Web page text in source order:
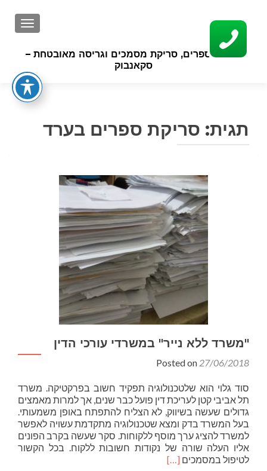
סריקת ספרים, סריקת מסמכים וגריסה מאובטחת –
סקאנבוק
תגית: סריקת ספרים בערד
"משרד ללא נייר" במשרדי עורכי הדין
Posted on 27/06/2018
סוד גלוי הוא שלטכנולוגיה תפקיד חשוב בפרקטיקה. משרד
תל אביבי קטן לעריכת דין פועל כבר שנים, אך למרות מאמצים
גדולים שעשה בשיווק, לא הצליח להתפתח באופן משמעותי.
בעל המשרד בדק ומצא שטכנולוגיה מתקדמת עשויה לאפשר
למשרד להציג ערך מוסף ללקוחות. סקר שעשה בקרב הפונים
אליו העלה שורה של נקודות חשובות ללקוח. בכל הקשור
לטיפול במסמכים Read
[…]